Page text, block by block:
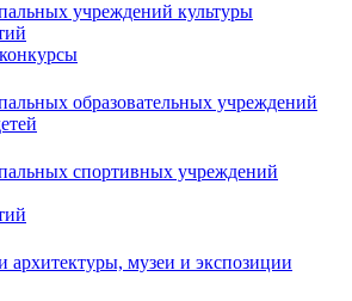
учреждений культуры
образовательных учреждений
спортивных учреждений
архитектуры, музеи и экспозиции